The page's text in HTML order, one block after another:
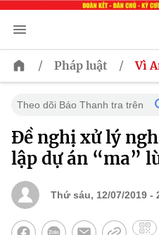
/ Pháp luật / Vì
Theo dõi Báo Thanh tra trên
Đề nghị xử lý
lập dự án “ma”
Thứ sáu, 12/07/2019 -